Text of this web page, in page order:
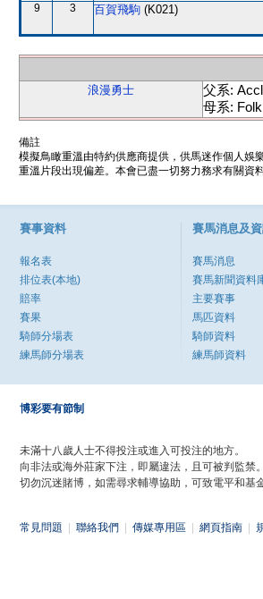
9 3 百賀飛駒 (K021)
浪漫勇士
父系:
母系:
備註
模擬鳥瞰重溫由特約供應商提供，供馬迷作個人娛
重溫片段出現偏差。本會已盡一切努力務求有關資
賽事資料
報名表
排位表(本地)
賠率
賽果
騎師分場表
練馬師分場表
賽馬消息及
賽馬消息
賽馬新聞資料
主要賽事
馬匹資料
騎師資料
練馬師資料
博彩要有節制
未滿十八歲人士不得投注或進入可投注的地方。
向非法或海外莊家下注，即屬違法，且可被判監禁。
切勿沉迷賭博，如需尋求輔導協助，可致電平和基
常見問題 聯絡我們 傳媒專用區 網頁指南